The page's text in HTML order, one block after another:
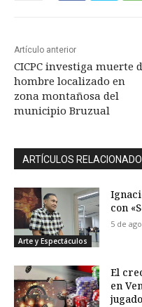
Artículo anterior
CICPC investiga muerte
hombre localizado en
zona montañosa del
municipio Bruzual
ARTÍCULOS
Arte y Espectáculos
con
5 de
El
en